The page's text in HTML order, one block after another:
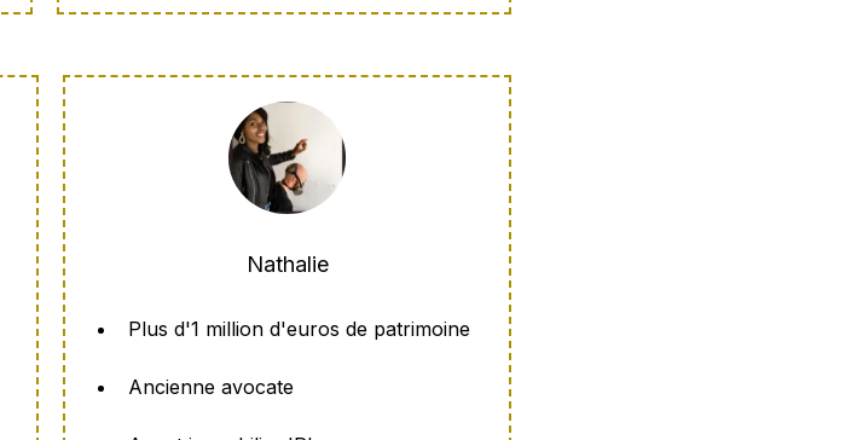
Nathalie
Plus d'1 million d'euros de patrimoine
Ancienne avocate